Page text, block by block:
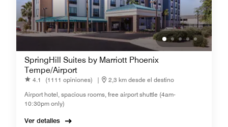
SpringHill Suites by Marriott Phoenix
Tempe/Airport
4.1 (1111 opiniones) |
2,3 km desde el destino
Airport hotel, spacious rooms, free airport shuttle (4am-
10:30pm only)
Ver detalles